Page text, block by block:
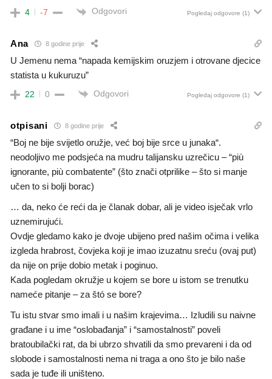
4 -7 Odgovori Pogledaj odgovore (1)
Ana 8 godine prije
U Jemenu nema “napada kemijskim oruzjem i otrovane djecice
statista u kukuruzu”
22 0 Odgovori Pogledaj odgovore (1)
otpisani 8 godine prije
“Boj ne bije svijetlo oružje, već boj bije srce u junaka“.
neodoljivo me podsjeća na mudru talijansku uzrečicu – “più
ignorante, più combatente” (što znači otprilike – što si manje
učen to si bolji borac)
… da, neko će reći da je članak dobar, ali je video isječak vrlo
uznemirujući.
Ovdje gledamo kako je dvoje ubijeno pred našim očima i velika
izgleda hrabrost, čovjeka koji je imao izuzatnu sreću (ovaj put)
da nije on prije dobio metak i poginuo.
Kada pogledam okružje u kojem se bore u istom se trenutku
nameće pitanje – za štó se bore?
Tu istu stvar smo imali i u našim krajevima… Izludili su naivne
građane i u ime “oslobađanja” i “samostalnosti” poveli
bratoubilački rat, da bi ubrzo shvatili da smo prevareni i da od
slobode i samostalnosti nema ni traga a ono što je bilo naše
sada je tuđe ili uništeno.